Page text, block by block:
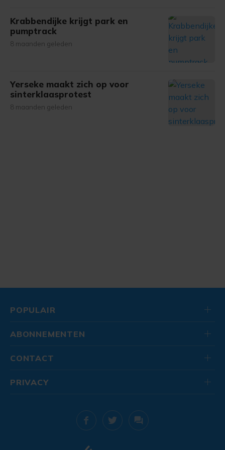
Krabbendijke krijgt park en
pumptrack
8 maanden geleden
Yerseke maakt zich op voor
sinterklaasprotest
8 maanden geleden
POPULAIR
ABONNEMENTEN
CONTACT
PRIVACY